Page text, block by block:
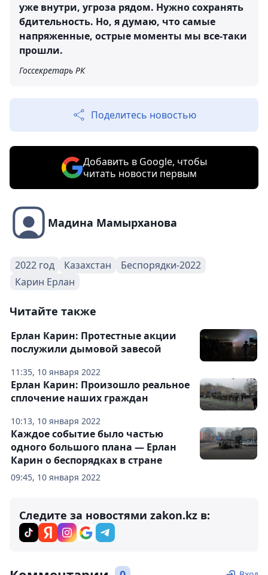
уже внутри, угроза рядом. Нужно сохранять
бдительность. Но, я думаю, что самые
напряженные, острые моменты мы все-таки
прошли.
Госсекретарь РК
Поделитесь новостью
Добавить в Google, чтобы
читать новости первым
Мадина Мамырханова
2022 год Казахстан
Беспорядки-2022
Карин Ерлан
Читайте также
11:35, 10 января 2022
Ерлан Карин: Протестные акции
послужили дымовой завесой
10:13, 10 января 2022
Ерлан Карин: Произошло реальное
сплочение наших граждан
09:45, 10 января 2022
Каждое событие было частью
одного большого плана — Ерлан
Карин о беспорядках в стране
Следите за новостями zakon.kz в: